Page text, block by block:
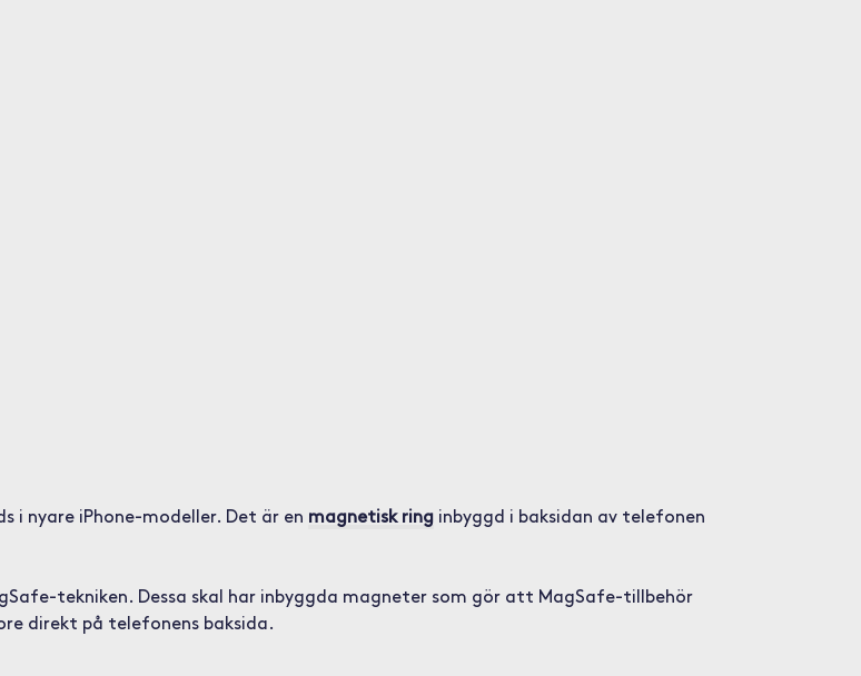
i nyare iPhone-modeller. Det är en magnetisk ring inbyggd i baksidan av telefonen
tekniken. Dessa skal har inbyggda magneter som gör att MagSafe-tillbehör
direkt på telefonens baksida.